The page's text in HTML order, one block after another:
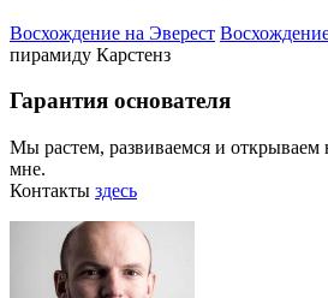
Восхождение на Эверест
пирамиду Карстенз
Гарантия основателя
Мы растем, развиваемся и открываем
мне.
Контакты здесь